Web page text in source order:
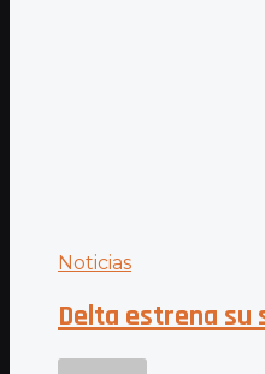
Noticias
Delta estrena su